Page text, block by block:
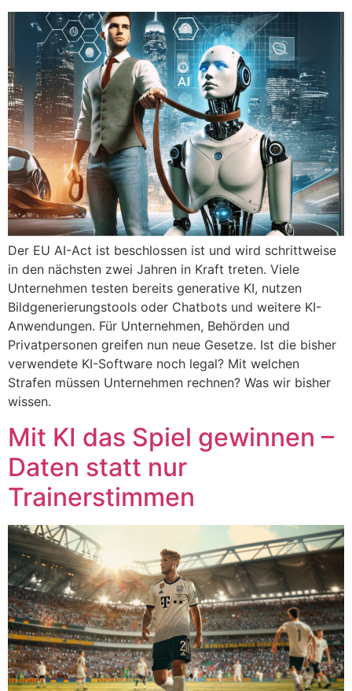
Der EU AI-Act ist beschlossen ist und wird schrittweise
in den nächsten zwei Jahren in Kraft treten. Viele
Unternehmen testen bereits generative KI, nutzen
Bildgenerierungstools oder Chatbots und weitere KI-
Anwendungen. Für Unternehmen, Behörden und
Privatpersonen greifen nun neue Gesetze. Ist die bisher
verwendete KI-Software noch legal? Mit welchen
Strafen müssen Unternehmen rechnen? Was wir bisher
wissen.
Mit KI das Spiel gewinnen –
Daten statt nur
Trainerstimmen